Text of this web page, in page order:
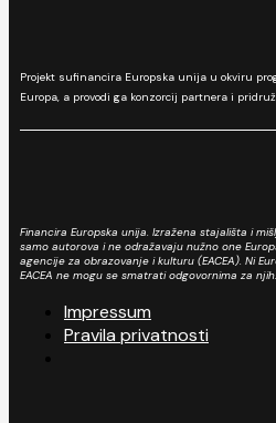
Projekt sufinancira Europska unija u okviru
Europa, a provodi ga konzorcij partnera i
Financira Europska unija. Izražena stajališta i
samo autorova i ne odražavaju nužno one
agencije za obrazovanje i kulturu (EACEA). Ni
EACEA ne mogu se smatrati odgovornima za njih.
Impressum
Pravila privatnosti